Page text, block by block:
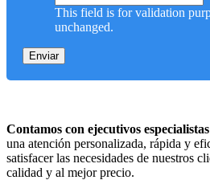
This field is for validation
unchanged.
Contamos con ejecutivos
una atención personalizada, rápida y
satisfacer las necesidades de nuestros
calidad y al mejor precio.